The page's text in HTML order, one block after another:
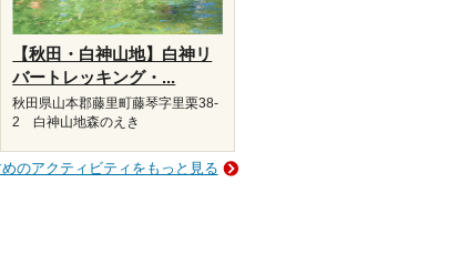
【秋田・白神山地】白神リ
バートレッキング・...
秋田県山本郡藤里町藤琴字里栗38-
2 白神山地森のえき
のアクティビティをもっと見る